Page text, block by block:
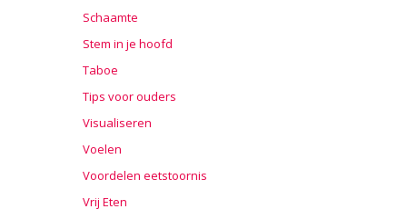
Schaamte
Stem in je hoofd
Taboe
Tips voor ouders
Visualiseren
Voelen
Voordelen eetstoornis
Vrij Eten